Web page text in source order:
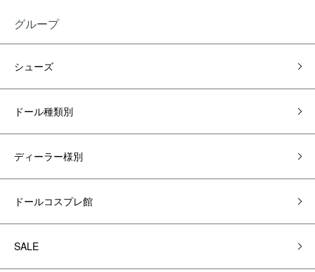
グループ
シューズ
ドール種類別
ディーラー様別
ドールコスプレ館
SALE